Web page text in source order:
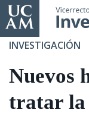
Pasar
al
contenido
INVESTIGACIÓN
Nuevos
tratar la